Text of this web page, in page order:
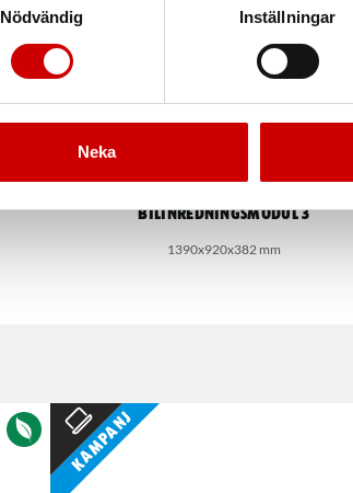
Nödvändig
Inställningar
Neka
Bilinredningsmodul 3
1390x920x382 mm
Kampanj